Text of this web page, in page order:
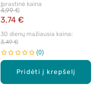
Pridėti į krepšelį
dezodorantas, 50 ml.
Įprastinė kaina
3,74 €
4,99 €
30 dienų mažiausia kaina:
3,49 €
0